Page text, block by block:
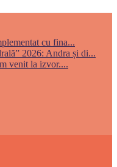
cu fina...
2026: Andra și di...
venit la izvor....